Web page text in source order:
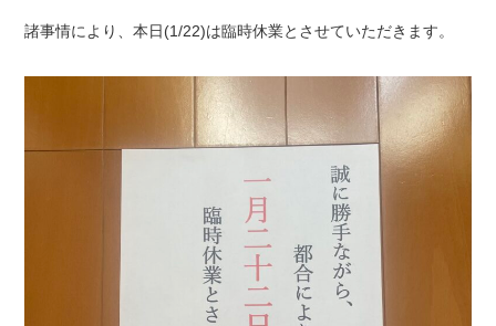
諸事情により、本日(1/22)は臨時休業とさせていただきます。